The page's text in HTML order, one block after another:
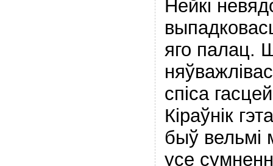
Нейкі
яго палац.
спіса
Кіраўнік
быў вельмі
усе